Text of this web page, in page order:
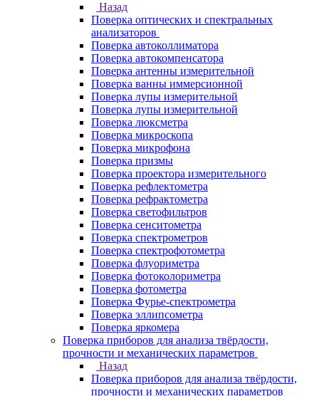
Назад
Поверка оптических и спектральных
анализаторов
Поверка автоколлиматора
Поверка автокомпенсатора
Поверка антенны измерительной
Поверка ванны иммерсионной
Поверка лупы измерительной
Поверка лупы измерительной
Поверка люксметра
Поверка микроскопа
Поверка микрофона
Поверка призмы
Поверка проектора измерительного
Поверка рефлектометра
Поверка рефрактометра
Поверка светофильтров
Поверка сенситометра
Поверка спектрометров
Поверка спектрофотометра
Поверка флуориметра
Поверка фотоколориметра
Поверка фотометра
Поверка Фурье-спектрометра
Поверка эллипсометра
Поверка яркомера
Поверка приборов для анализа твёрдости,
прочности и механических параметров
Назад
Поверка приборов для анализа твёрдости,
прочности и механических параметров